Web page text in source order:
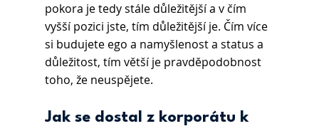
pokora je tedy stále důležitější a v čím
vyšší pozici jste, tím důležitější je. Čím více
si budujete ego a namyšlenost a status a
důležitost, tím větší je pravděpodobnost
toho, že neuspějete.
Jak se dostal z korporátu k